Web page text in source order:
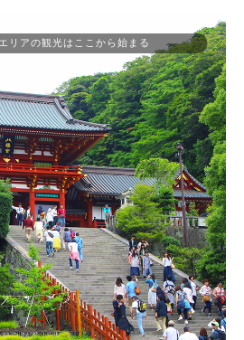
リアの観光はここから始まる